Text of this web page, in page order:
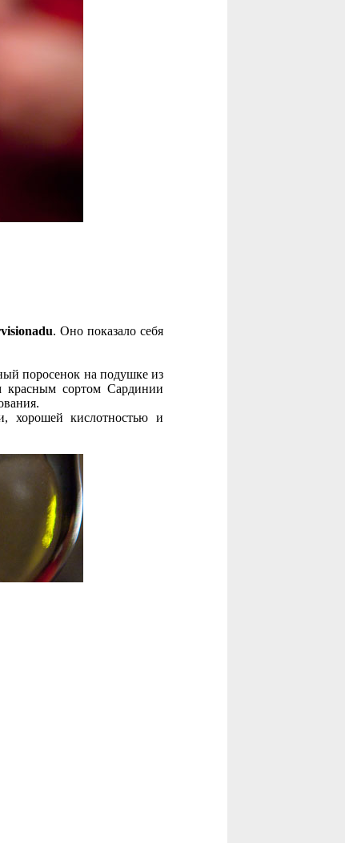
. Оно показало себя
поросенок на подушке из
красным сортом Сардинии
хорошей кислотностью и